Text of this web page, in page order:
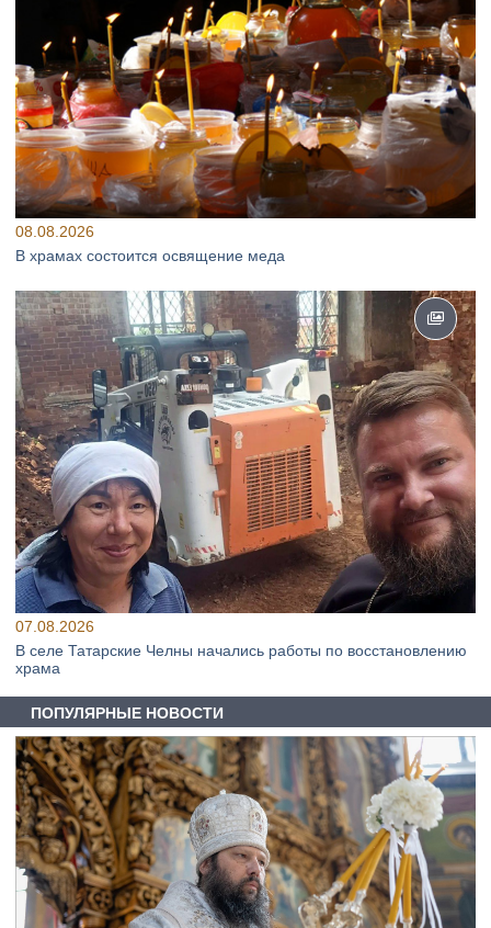
08.08.2026
В храмах состоится освящение меда
07.08.2026
В селе Татарские Челны начались работы по восстановлению
храма
ПОПУЛЯРНЫЕ НОВОСТИ